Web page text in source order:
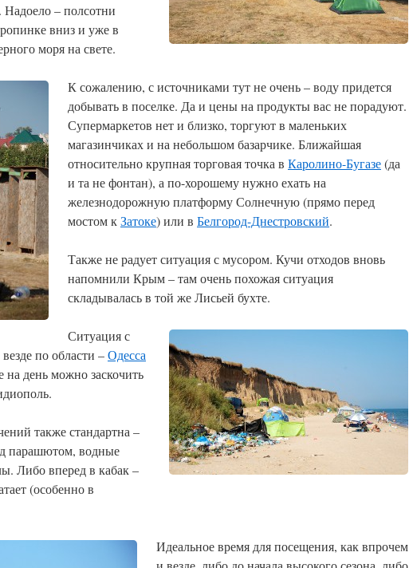
– полсотни
вниз и уже в
моря на свете.
К сожалению, с источниками тут не очень – воду придется
добывать в поселке. Да и цены на продукты вас не порадуют.
Супермаркетов нет и близко, торгуют в маленьких
магазинчиках и на небольшом базарчике. Ближайшая
относительно крупная торговая точка в Каролино-Бугазе(да
и та не фонтан), а по-хорошему нужно ехать на
железнодорожную платформу Солнечную (прямо перед
мостом кЗатоке) или в Белгород-Днестровский.
Также не радует ситуация с мусором. Кучи отходов вновь
напомнили Крым – там очень похожая ситуация
складывалась в той же Лисьей бухте.
Ситуация с
по области –Одесса
на день можно заскочить
также стандартна –
парашютом, водные
Либо вперед в кабак –
(особенно в
Идеальное время для посещения, как впрочем